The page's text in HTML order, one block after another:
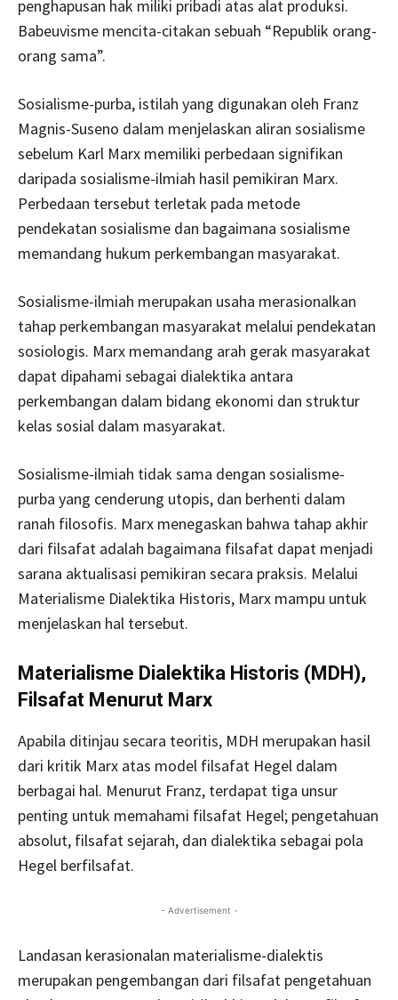
penghapusan hak miliki pribadi atas alat produksi.
Babeuvisme mencita-citakan sebuah “Republik orang-
orang sama”.
Sosialisme-purba, istilah yang digunakan oleh Franz
Magnis-Suseno dalam menjelaskan aliran sosialisme
sebelum Karl Marx memiliki perbedaan signifikan
daripada sosialisme-ilmiah hasil pemikiran Marx.
Perbedaan tersebut terletak pada metode
pendekatan sosialisme dan bagaimana sosialisme
memandang hukum perkembangan masyarakat.
Sosialisme-ilmiah merupakan usaha merasionalkan
tahap perkembangan masyarakat melalui pendekatan
sosiologis. Marx memandang arah gerak masyarakat
dapat dipahami sebagai dialektika antara
perkembangan dalam bidang ekonomi dan struktur
kelas sosial dalam masyarakat.
Sosialisme-ilmiah tidak sama dengan sosialisme-
purba yang cenderung utopis, dan berhenti dalam
ranah filosofis. Marx menegaskan bahwa tahap akhir
dari filsafat adalah bagaimana filsafat dapat menjadi
sarana aktualisasi pemikiran secara praksis. Melalui
Materialisme Dialektika Historis, Marx mampu untuk
menjelaskan hal tersebut.
Materialisme Dialektika Historis (MDH),
Filsafat Menurut Marx
Apabila ditinjau secara teoritis, MDH merupakan hasil
dari kritik Marx atas model filsafat Hegel dalam
berbagai hal. Menurut Franz, terdapat tiga unsur
penting untuk memahami filsafat Hegel; pengetahuan
absolut, filsafat sejarah, dan dialektika sebagai pola
Hegel berfilsafat.
- Advertisement -
Landasan kerasionalan materialisme-dialektis
merupakan pengembangan dari filsafat pengetahuan